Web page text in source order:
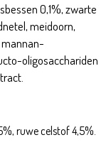
0,1%, zwarte
meidoorn,
oligosacchariden
ruwe celstof 4,5%.